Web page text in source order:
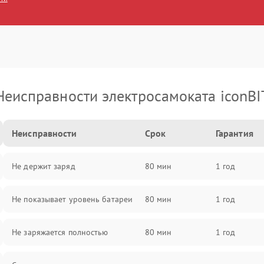
электросамоката
Неисправности Срок Гарантия
Не держит заряд 80 мин 1 год
Не показывает уровень батареи 80 мин 1 год
Не заряжается полностью 80 мин 1 год